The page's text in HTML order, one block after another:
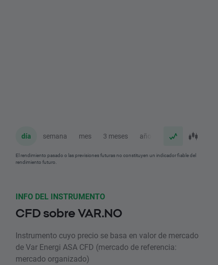
día semana mes 3 meses año
El rendimiento pasado o las previsiones futuras no constituyen un indicador fiable del
rendimiento futuro.
INFO DEL INSTRUMENTO
CFD sobre VAR.NO
Instrumento cuyo precio se basa en valor de mercado
de Var Energi ASA CFD (mercado de referencia:
mercado organizado)